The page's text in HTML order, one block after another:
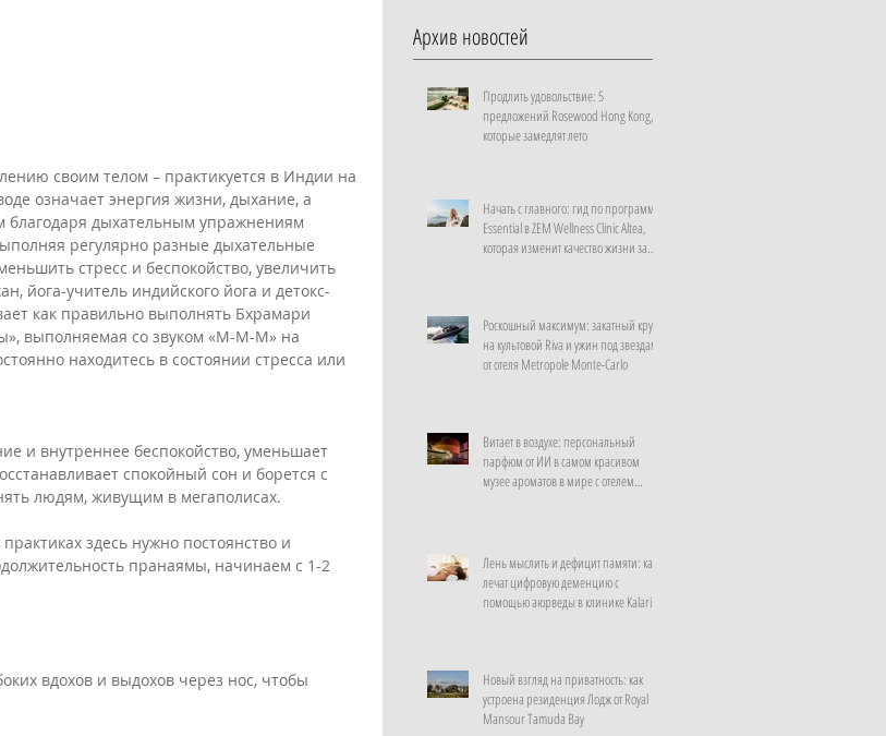
своим телом – практикуется в Индии на
означает энергия жизни, дыхание, а
благодаря дыхательным упражнениям
регулярно разные дыхательные
стресс и беспокойство, увеличить
йога-учитель индийского йога и детокс-
как правильно выполнять Бхрамари
выполняемая со звуком «М-М-М» на
находитесь в состоянии стресса или
и внутреннее беспокойство, уменьшает
спокойный сон и борется с
людям, живущим в мегаполисах.
здесь нужно постоянство и
пранаямы, начинаем с 1-2
вдохов и выдохов через нос, чтобы
Архив новостей
Продлить удовольствие: 5
предложений Rosewood Hong Kong,
которые замедлят лето
Начать с главного: гид по программе
Essential в ZEM Wellness Clinic Altea,
которая изменит качество жизни за
Роскошный максимум: закатный круиз
на культовой Riva и ужин под звездами
от отеля Metropole Monte-Carlo
Витает в воздухе: персональный
парфюм от ИИ в самом красивом
музее ароматов в мире с отелем
Лень мыслить и дефицит памяти: как
лечат цифровую деменцию с
помощью аюрведы в клинике Kalari
Новый взгляд на приватность: как
устроена резиденция Лодж от Royal
Mansour Tamuda Bay